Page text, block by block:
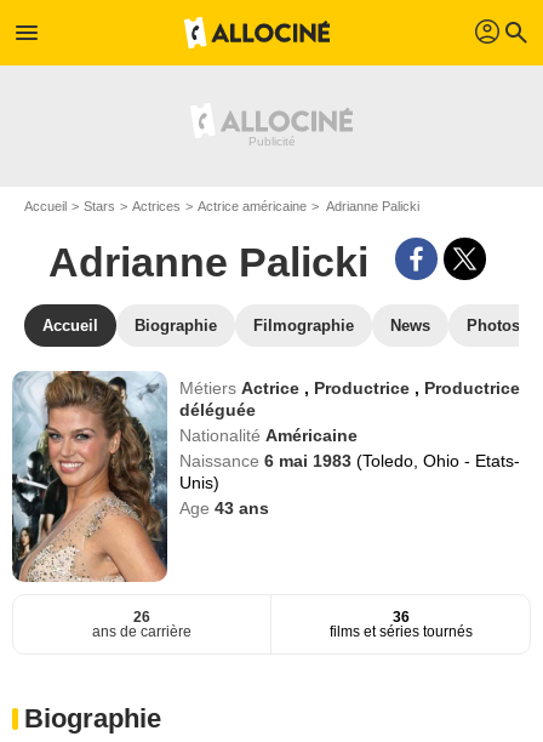
menu profil search
Accueil Stars Actrices Actrice américaine Adrianne Palicki
Adrianne Palicki
Accueil Biographie Filmographie News Photos
MétiersActrice , Productrice , Productrice
déléguée
NationalitéAméricaine
Naissance6 mai 1983(Toledo, Ohio - Etats-
Unis)
Age43 ans
26
ans de carrière
36
films et séries tournés
Biographie